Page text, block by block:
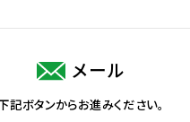
メール
記ボタンからお進みください。